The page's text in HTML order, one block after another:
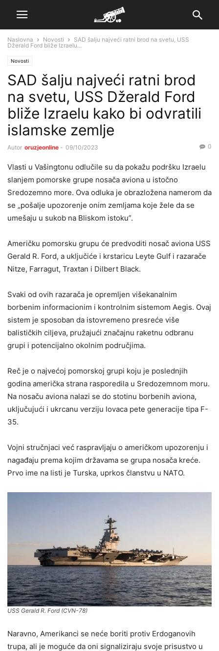
Naslovna Novosti
SAD šalju najveći ratni brod na svetu, USS
Džerald Ford bliže Izraelu...
Novosti
SAD šalju najveći ratni brod
na svetu, USS Džerald Ford
bliže Izraelu kako bi odvratili
islamske zemlje
Autor oruzjeonline - 09/10/2023 0
Vlasti u Vašingtonu odlučile su da pokažu podršku Izraelu
slanjem pomorske grupe nosača aviona u istočno
Sredozemno more. Ova odluka je obrazložena namerom da
se „pošalje upozorenje onim zemljama koje žele da se
umešaju u sukob na Bliskom istoku”.
Američku pomorsku grupu će predvoditi nosač aviona USS
Gerald R. Ford, a uključiće i krstaricu Leyte Gulf i razarače
Nitze, Farragut, Traxtan i Dilbert Black.
Svaki od ovih razarača je opremljen višekanalnim
borbenim informacionim i kontrolnim sistemom Aegis. Ovaj
sistem je sposoban da istovremeno presreće više
balističkih ciljeva, pružajući značajnu raketnu odbranu
grupi i potencijalno okolnim područjima.
Reč je o najvećoj pomorskoj grupi koju je poslednjih
godina američka strana rasporedila u Sredozemnom moru.
Na nosaču aviona nalazi se do stotinu borbenih aviona,
uključujući i ukrcanu verziju lovaca pete generacije tipa F-
35.
Vojni stručnjaci već raspravljaju o američkom upozorenju i
nagađaju prema kojim državama se grupa nosača kreće.
Prvo ime na listi je Turska, uprkos članstvu u NATO.
USS Gerald R. Ford (CVN-78)
Naravno, Amerikanci se neće boriti protiv Erdoganovih
trupa, ali je moguće da oni signaliziraju svoje prisustvo u